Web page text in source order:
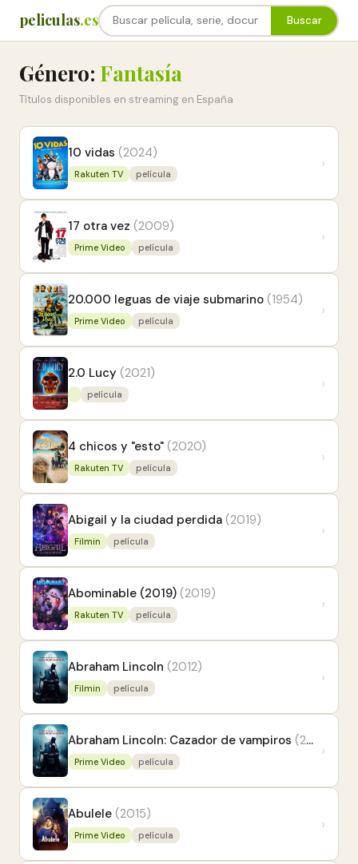
peliculas.es Buscar
Género: Fantasía
Títulos disponibles en streaming en España
10 vidas (2024)
Rakuten TV película
›
17 otra vez (2009)
Prime Video película
›
20.000 leguas de viaje submarino (1954)
Prime Video película
›
2.0 Lucy (2021)
película
›
4 chicos y "esto" (2020)
Rakuten TV película
›
Abigail y la ciudad perdida (2019)
Filmin película
›
Abominable (2019) (2019)
Rakuten TV película
›
Abraham Lincoln (2012)
Filmin película
›
Abraham Lincoln: Cazador de vampiros (2012)
Prime Video película
›
Abulele (2015)
Prime Video película
›